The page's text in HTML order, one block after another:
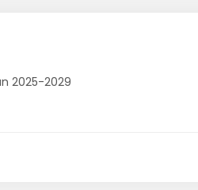
2025-2029